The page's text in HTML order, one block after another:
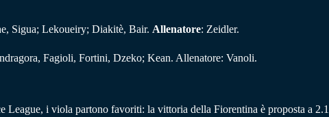
Sigua; Lekoueiry; Diakitè, Bair. Allenatore: Zeidler.
Fagioli, Fortini, Dzeko; Kean. Allenatore: Vanoli.
League, i viola partono favoriti: la vittoria della Fiorentina è proposta a